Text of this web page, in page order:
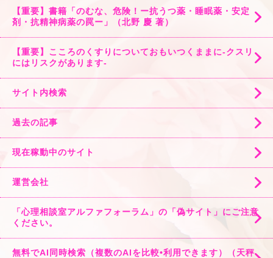
【重要】書籍「のむな、危険！ー抗うつ薬・睡眠薬・安定
剤・抗精神病薬の罠ー」（北野 慶 著）
【重要】こころのくすりについておもいつくままに-クスリ
にはリスクがあります-
サイト内検索
過去の記事
現在稼動中のサイト
運営会社
「心理相談室アルファフォーラム」の「偽サイト」にご注意
ください。
無料でAI同時検索（複数のAIを比較•利用できます）（天秤